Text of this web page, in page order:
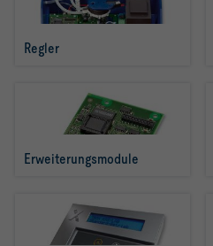
Regler
Erweiterungsmodule